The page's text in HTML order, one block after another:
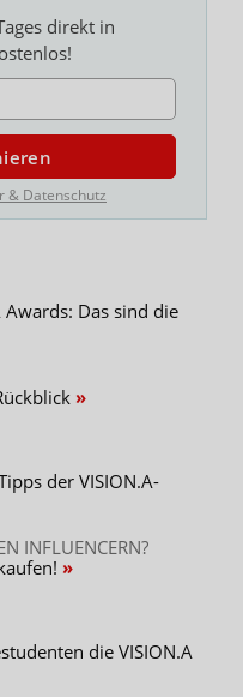
direkt in
& Datenschutz
Awards: Das sind die
der VISION.A-
INFLUENCERN?
die VISION.A